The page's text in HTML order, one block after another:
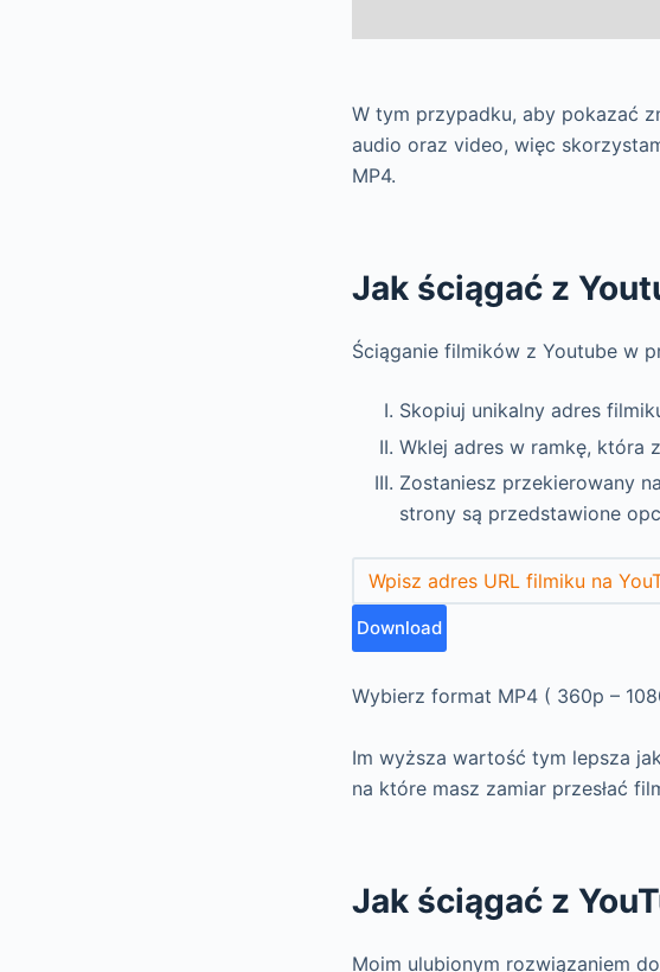
W tym przypadku, aby pokazać
audio oraz video, więc
MP4.
Jak ściągać z
Ściąganie filmików z Youtube w
Skopiuj unikalny adres
Wklej adres w ramkę, która
Zostaniesz przekierowany
strony są przedstawione
Wybierz format MP4 ( 360p –
Im wyższa wartość tym lepsza
na które masz zamiar przesłać
Jak ściągać z
Moim ulubionym rozwiązaniem